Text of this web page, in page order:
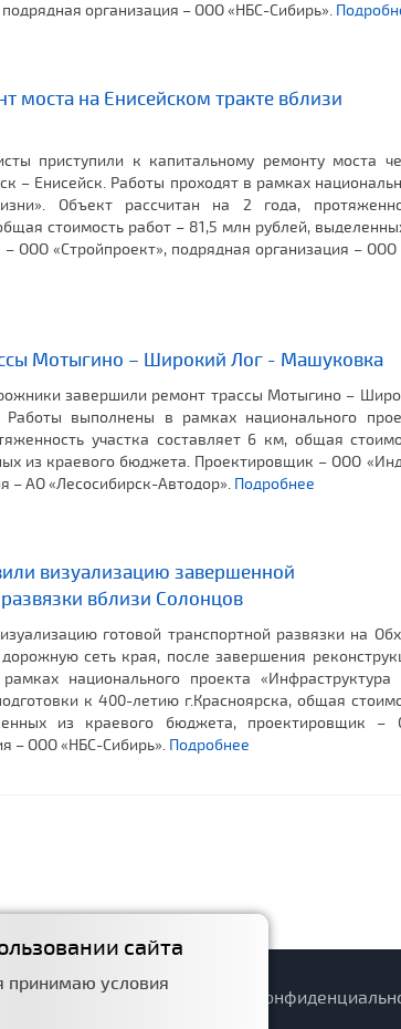
организация – ООО «НБС-Сибирь».
моста на Енисейском тракте вблизи
приступили к капитальному ремонту моста
– Енисейск. Работы проходят в рамках
Объект рассчитан на 2 года,
стоимость работ – 81,5 млн рублей,
ООО «Стройпроект», подрядная организация – ООО
Мотыгино – Широкий Лог - Машуковка
завершили ремонт трассы Мотыгино –
выполнены в рамках национального
участка составляет 6 км, общая
из краевого бюджета. Проектировщик – ООО
– АО «Лесосибирск-Автодор». Подробнее
визуализацию завершенной
вблизи Солонцов
готовой транспортной развязки на
сеть края, после завершения
национального проекта «Инфраструктура
к 400-летию г.Красноярска, общая
из краевого бюджета, проектировщик –
– ООО «НБС-Сибирь». Подробнее
Структура Политика
сайта
принимаю условия